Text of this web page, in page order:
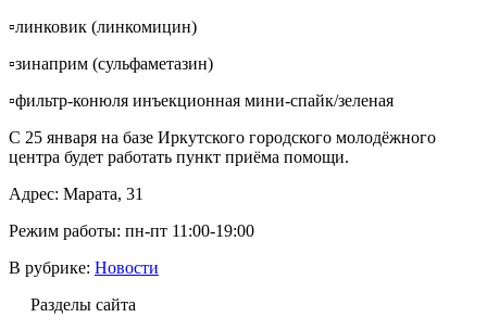
▫линковик (линкомицин)
▫зинаприм (сульфаметазин)
▫фильтр-конюля инъекционная мини-спайк/зеленая
C 25 января на базе Иркутского городского молодёжного
центра будет работать пункт приёма помощи.
Адрес: Марата, 31
Режим работы: пн-пт 11:00-19:00
В рубрике: Новости
Разделы сайта